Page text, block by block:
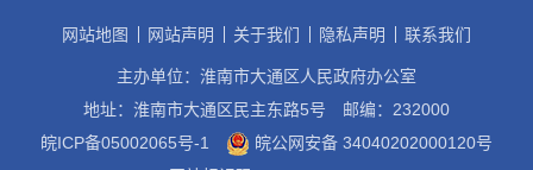
网站地图 网站声明 关于我们 隐私声明 联系我们
主办单位：淮南市大通区人民政府办公室
地址：淮南市大通区民主东路5号
邮编：232000
皖ICP备05002065号-1
皖公网安备 34040202000120号